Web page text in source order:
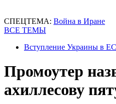
СПЕЦТЕМА: Война в Иране
ВСЕ ТЕМЫ
Вступление Украины в ЕС
Промоутер
ахиллесову